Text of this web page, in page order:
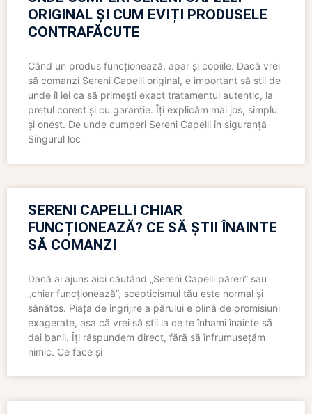
ORIGINAL ȘI CUM EVIȚI PRODUSELE
CONTRAFĂCUTE
Când un produs funcționează, apar și copiile. Dacă vrei
să comanzi Sereni Capelli original, e important să știi de
unde îl iei ca să primești exact tratamentul autentic, la
prețul corect și cu garanție. Îți explicăm mai jos, simplu
și onest. De unde cumperi Sereni Capelli în siguranță
Singurul loc
SERENI CAPELLI CHIAR
FUNCȚIONEAZĂ? CE SĂ ȘTII ÎNAINTE
SĂ COMANZI
Dacă ai ajuns aici căutând „Sereni Capelli păreri” sau
„chiar funcționează”, scepticismul tău este normal și
sănătos. Piața de îngrijire a părului e plină de promisiuni
exagerate, așa că vrei să știi la ce te înhami înainte să
dai banii. Îți răspundem direct, fără să înfrumusețăm
nimic. Ce face și